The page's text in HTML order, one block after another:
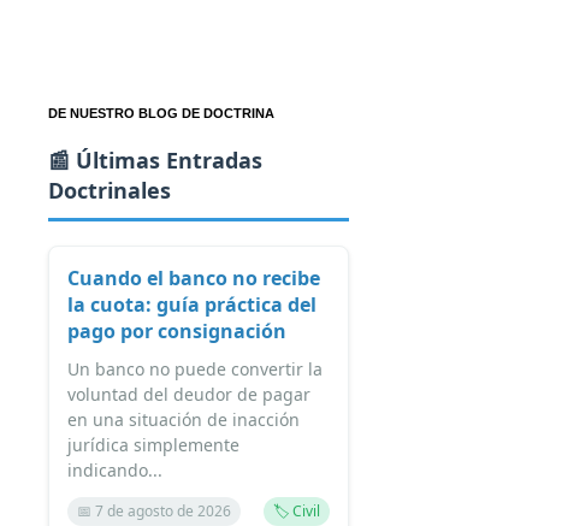
DE NUESTRO BLOG DE DOCTRINA
📰 Últimas Entradas
Doctrinales
Cuando el banco no recibe
la cuota: guía práctica del
pago por consignación
Un banco no puede convertir la
voluntad del deudor de pagar
en una situación de inacción
jurídica simplemente
indicando...
📅 7 de agosto de 2026 🏷️ Civil